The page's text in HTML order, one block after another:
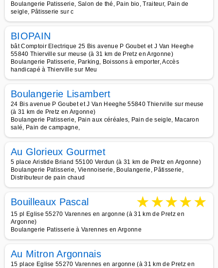
Boulangerie Patisserie, Salon de thé, Pain bio, Traiteur, Pain de
seigle, Pâtisserie sur c
BIOPAIN
bât Comptoir Electrique 25 Bis avenue P Goubet et J Van Heeghe
55840 Thierville sur meuse (à 31 km de Pretz en Argonne)
Boulangerie Patisserie, Parking, Boissons à emporter, Accès
handicapé à Thierville sur Meu
Boulangerie Lisambert
24 Bis avenue P Goubet et J Van Heeghe 55840 Thierville sur meuse
(à 31 km de Pretz en Argonne)
Boulangerie Patisserie, Pain aux céréales, Pain de seigle, Macaron
salé, Pain de campagne,
Au Glorieux Gourmet
5 place Aristide Briand 55100 Verdun (à 31 km de Pretz en Argonne)
Boulangerie Patisserie, Viennoiserie, Boulangerie, Pâtisserie,
Distributeur de pain chaud
Bouilleaux Pascal ★★★★★
15 pl Eglise 55270 Varennes en argonne (à 31 km de Pretz en
Argonne)
Boulangerie Patisserie à Varennes en Argonne
Au Mitron Argonnais
15 place Eglise 55270 Varennes en argonne (à 31 km de Pretz en